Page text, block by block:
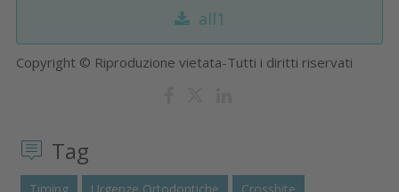
all1
Copyright © Riproduzione vietata-Tutti i diritti riservati
Tag